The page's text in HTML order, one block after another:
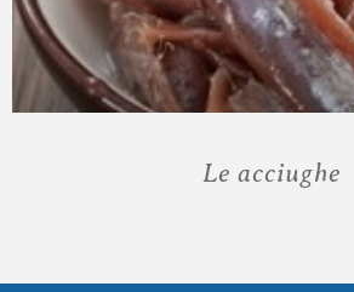
Le acciughe